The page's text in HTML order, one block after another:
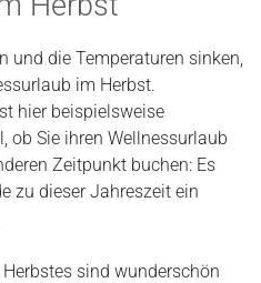
und die Temperaturen sinken,
im Herbst.
hier beispielsweise
ob Sie ihren Wellnessurlaub
Zeitpunkt buchen: Es
zu dieser Jahreszeit ein
sind wunderschön